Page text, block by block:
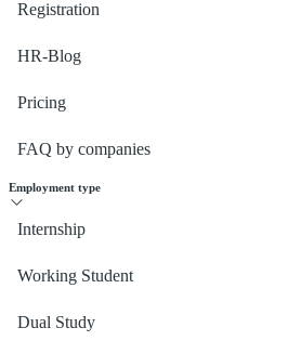
Registration
HR-Blog
Pricing
FAQ by companies
Employment type
Internship
Working Student
Dual Study